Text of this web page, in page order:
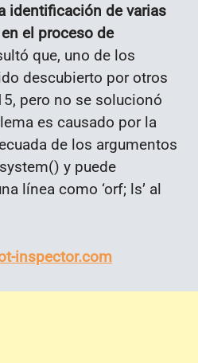
identificación de varias
el proceso de
que, uno de los
descubierto por otros
pero no se solucionó
es causado por la
de los argumentos
y puede
línea como ‘orf; ls’ al
inspector.com